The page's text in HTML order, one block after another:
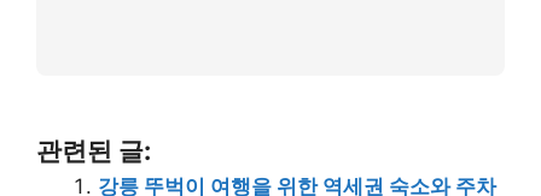
관련된 글:
강릉 뚜벅이 여행을 위한 역세권 숙소와 주차